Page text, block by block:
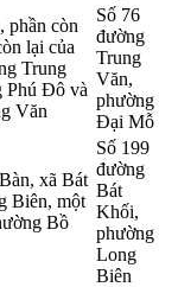
còn
lại của
Trung
Phú Đô và
Văn
Số 76
đường
Trung
Văn,
phường
Đại Mỗ
xã Bát
Biên, một
Bồ
Số 199
đường
Bát
Khối,
phường
Long
Biên